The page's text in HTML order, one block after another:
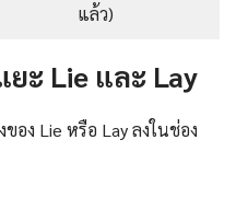
แล้ว)
ะ Lie และ Lay
อง Lie หรือ Lay ลงในช่อง